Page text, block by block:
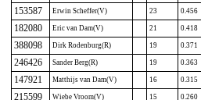
153587 Erwin Scheffer(V) 23 0.456
182080 Eric van Dam(V) 21 0.418
388098 Dirk Rodenburg(R) 19 0.371
246426 Sander Berg(R) 19 0.363
147921 Matthijs van Dam(V) 16 0.315
215599 Wiebe Vroom(V) 15 0.260